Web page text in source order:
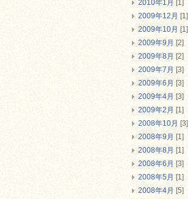
2010年1月 [1]
2009年12月 [1]
2009年10月 [1]
2009年9月 [2]
2009年8月 [2]
2009年7月 [3]
2009年6月 [3]
2009年4月 [3]
2009年2月 [1]
2008年10月 [3]
2008年9月 [1]
2008年8月 [1]
2008年6月 [3]
2008年5月 [1]
2008年4月 [5]